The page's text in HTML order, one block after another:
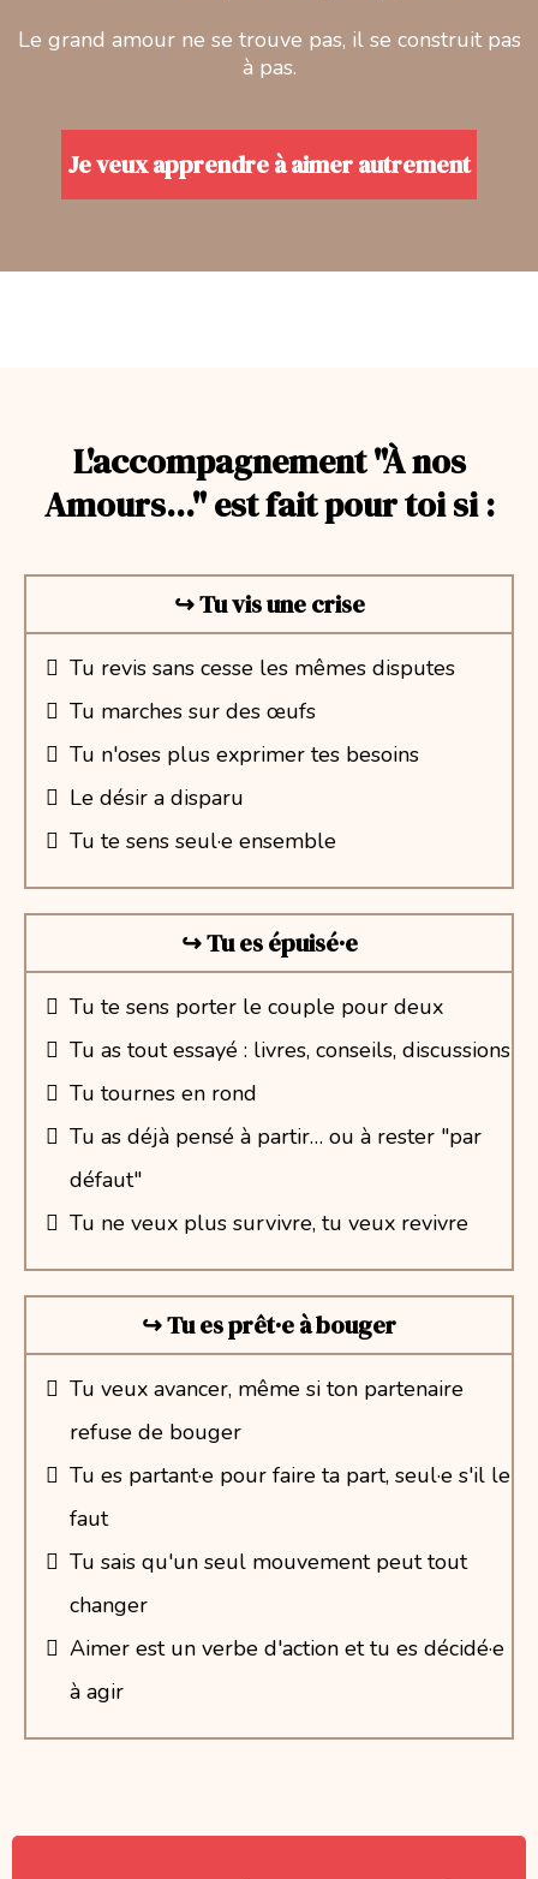
Le grand amour ne se trouve pas, il se construit pas
à pas.
Je veux apprendre à aimer autrement
L'accompagnement "À nos
Amours..." est fait pour toi si :
↪︎ Tu vis une crise
Tu revis sans cesse les mêmes disputes
Tu marches sur des œufs
Tu n'oses plus exprimer tes besoins
Le désir a disparu
Tu te sens seul·e ensemble
↪︎ Tu es épuisé·e
Tu te sens porter le couple pour deux
Tu as tout essayé : livres, conseils, discussions
Tu tournes en rond
Tu as déjà pensé à partir… ou à rester "par
défaut"
Tu ne veux plus survivre, tu veux revivre
↪︎ Tu es prêt·e à bouger
Tu veux avancer, même si ton partenaire
refuse de bouger
Tu es partant·e pour faire ta part, seul·e s'il le
faut
Tu sais qu'un seul mouvement peut tout
changer
Aimer est un verbe d'action et tu es décidé·e
à agir